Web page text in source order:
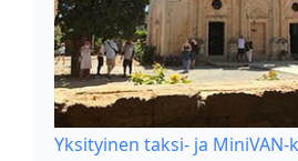
Yksityinen taksi- ja MiniVAN-